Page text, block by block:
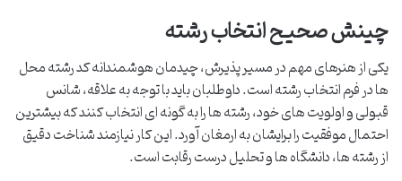
چینش صحیح انتخاب رشته
یکی از هنرهای مهم در مسیر پذیرش، چیدمان هوشمندانه کد رشته محل
ها در فرم انتخاب رشته است. داوطلبان باید با توجه به علاقه، شانس
قبولی و اولویت های خود، رشته ها را به گونه ای انتخاب کنند که بیشترین
احتمال موفقیت را برایشان به ارمغان آورد. این کار نیازمند شناخت دقیق
از رشته ها، دانشگاه ها و تحلیل درست رقابت است.